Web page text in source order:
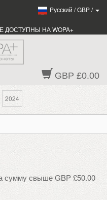
Pусский /GBP/
НА WOPA+
GBP £0.00
2024
сумму свыше GBP £50.00